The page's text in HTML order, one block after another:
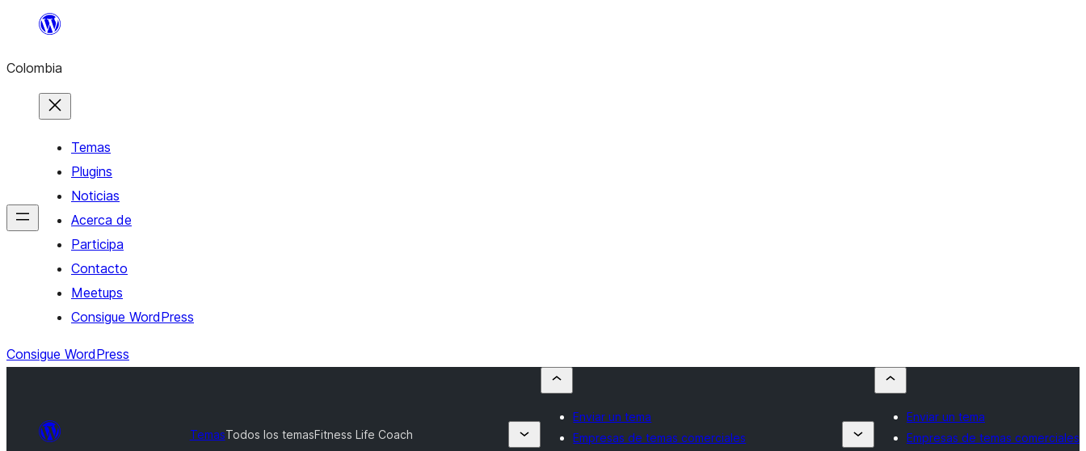
Saltar
contenido
Colombia
Temas
Plugins
Noticias
Acerca de
Participa
Contacto
Meetups
Consigue WordPress
Consigue WordPress
TemasTodos los temasFitness Life Coach
Enviar un tema
Empresas de temas comerciales
Enviar un tema
Empresas de temas comerciales